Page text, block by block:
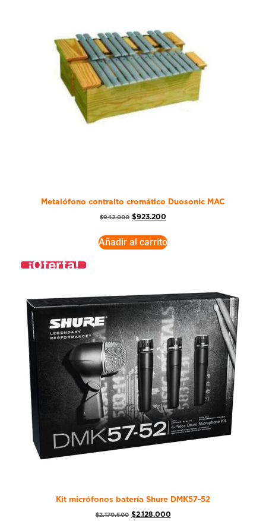
Metalófono contralto cromático Duosonic MAC
$942.000 $923.200
Añadir al carrito
¡Oferta!
Kit micrófonos batería Shure DMK57-52
$2.170.600 $2.128.000